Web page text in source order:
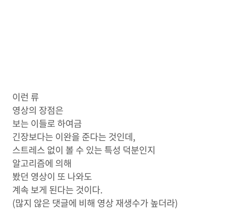
이런 류
영상의 장점은
보는 이들로 하여금
긴장보다는 이완을 준다는 것인데,
스트레스 없이 볼 수 있는 특성 덕분인지
알고리즘에 의해
봤던 영상이 또 나와도
계속 보게 된다는 것이다.
(많지 않은 댓글에 비해 영상 재생수가 높더라)